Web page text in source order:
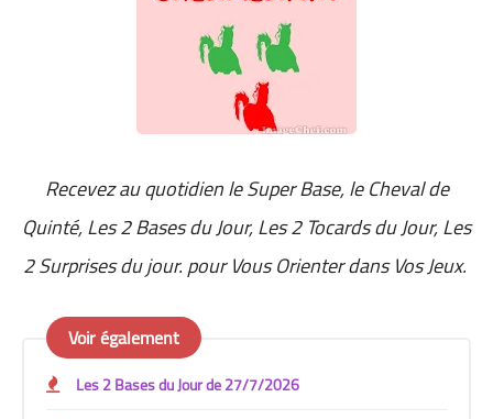
Recevez au quotidienle Super Base, le Cheval de
Quinté, Les 2 Bases du Jour, Les 2 Tocards du Jour, Les
2 Surprises du jour. pour Vous Orienter dans Vos Jeux.
Voir également
Les 2 Bases du Jour de 27/7/2026